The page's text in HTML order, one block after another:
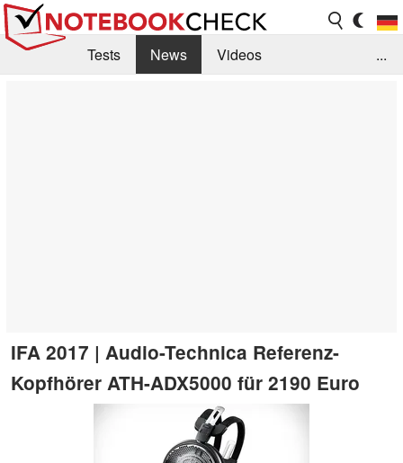
Tests News
Videos
...
IFA 2017 | Audio-Technica Referenz-
Kopfhörer ATH-ADX5000 für 2190 Euro